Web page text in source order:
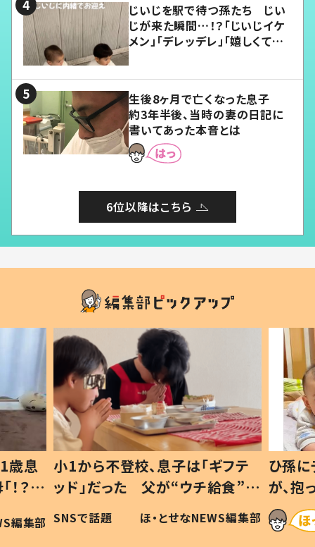
じいじを駅で待つ孫たち じい
じが来た瞬間…！？「じいじイケ
メン」「デレッデレ」「嬉しくて可
生後8ヶ月で亡くなった息子
約3年半後、当時の妻の日記に
書いてあった本音とは
6位以降はこちら
歳息
？」
編集部
小1から不登校、息子は「ギフテ
ッド」だった 父が“ウチ給食”を
作り続ける理由とは #令和の親
#令和の子
SNSで話題 ほ・とせなNEWS編集部
ひ孫
が、
「涙が
い」